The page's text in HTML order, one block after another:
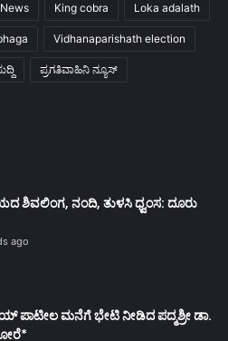
King cobra Loka adalath
Vidhanaparishath election
ಪ್ರಗತಿವಾಹಿನಿ ನ್ಯೂಸ್
ಶಿವಲಿಂಗ, ನಂದಿ, ತುಳಸಿ ಧ್ವಂಸ: ದೂರು
ago
ಪಾಟೀಲ ಮನೆಗೆ ಭೇಟಿ ನೀಡಿದ ಪದ್ಮಶ್ರೀ ಡಾ.